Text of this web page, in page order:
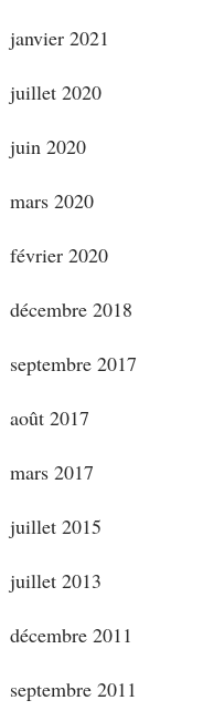
janvier 2021
juillet 2020
juin 2020
mars 2020
février 2020
décembre 2018
septembre 2017
août 2017
mars 2017
juillet 2015
juillet 2013
décembre 2011
septembre 2011